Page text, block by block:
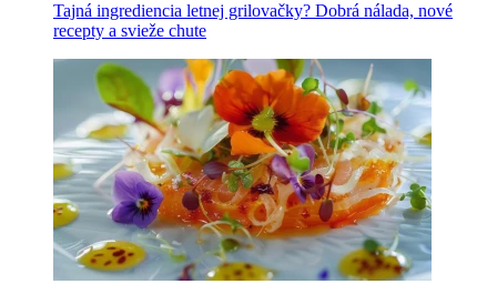
Tajná ingrediencia letnej grilovačky? Dobrá nálada, nové
recepty a svieže chute